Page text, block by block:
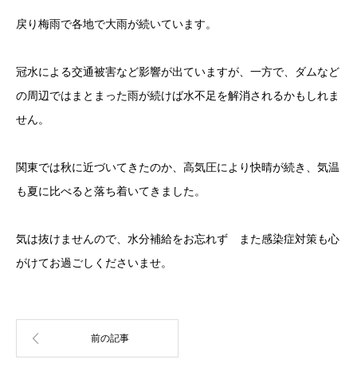
戻り梅雨で各地で大雨が続いています。
冠水による交通被害など影響が出ていますが、一方で、ダムなど
の周辺ではまとまった雨が続けば水不足を解消されるかもしれま
せん。
関東では秋に近づいてきたのか、高気圧により快晴が続き、気温
も夏に比べると落ち着いてきました。
気は抜けませんので、水分補給をお忘れず また感染症対策も心
がけてお過ごしくださいませ。